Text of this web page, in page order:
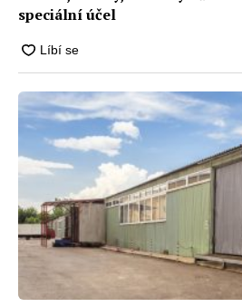
speciální účel